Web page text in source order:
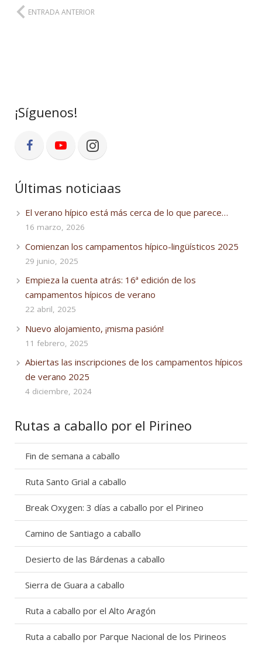
ENTRADA ANTERIOR
¡Síguenos!
Últimas noticiaas
El verano hípico está más cerca de lo que parece…
16 marzo, 2026
Comienzan los campamentos hípico-lingüísticos 2025
29 junio, 2025
Empieza la cuenta atrás: 16ª edición de los
campamentos hípicos de verano
22 abril, 2025
Nuevo alojamiento, ¡misma pasión!
11 febrero, 2025
Abiertas las inscripciones de los campamentos hípicos
de verano 2025
4 diciembre, 2024
Rutas a caballo por el Pirineo
Fin de semana a caballo
Ruta Santo Grial a caballo
Break Oxygen: 3 días a caballo por el Pirineo
Camino de Santiago a caballo
Desierto de las Bárdenas a caballo
Sierra de Guara a caballo
Ruta a caballo por el Alto Aragón
Ruta a caballo por Parque Nacional de los Pirineos